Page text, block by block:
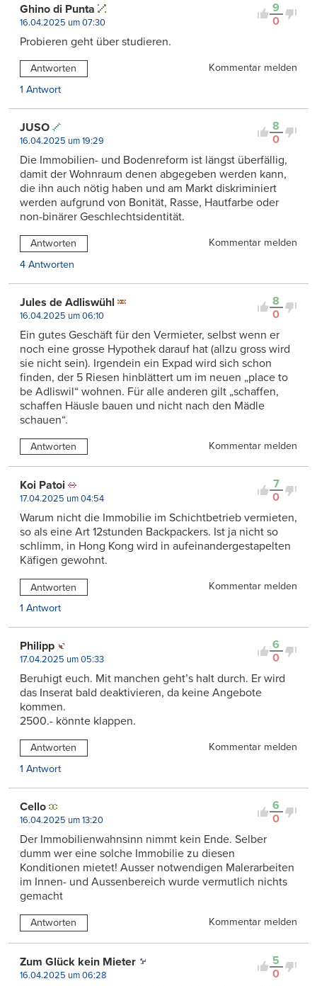
9
0
Ghino di Punta
16.04.2025 um 07:30
Probieren geht über studieren.
Antworten
Kommentar melden
1 Antwort
8
0
JUSO
16.04.2025 um 19:29
Die Immobilien- und Bodenreform ist längst überfällig,
damit der Wohnraum denen abgegeben werden kann,
die ihn auch nötig haben und am Markt diskriminiert
werden aufgrund von Bonität, Rasse, Hautfarbe oder
non-binärer Geschlechtsidentität.
Antworten
Kommentar melden
4 Antworten
8
0
Jules de Adliswühl
16.04.2025 um 06:10
Ein gutes Geschäft für den Vermieter, selbst wenn er
noch eine grosse Hypothek darauf hat (allzu gross wird
sie nicht sein). Irgendein ein Expad wird sich schon
finden, der 5 Riesen hinblättert um im neuen „place to
be Adliswil“ wohnen. Für alle anderen gilt „schaffen,
schaffen Häusle bauen und nicht nach den Mädle
schauen“.
Antworten Kommentar melden
7
0
Koi Patoi
17.04.2025 um 04:54
Warum nicht die Immobilie im Schichtbetrieb vermieten,
so als eine Art 12stunden Backpackers. Ist ja nicht so
schlimm, in Hong Kong wird in aufeinandergestapelten
Käfigen gewohnt.
Antworten
Kommentar melden
1 Antwort
6
0
Philipp
17.04.2025 um 05:33
Beruhigt euch. Mit manchen geht’s halt durch. Er wird
das Inserat bald deaktivieren, da keine Angebote
kommen.
2500.- könnte klappen.
Antworten
Kommentar melden
1 Antwort
6
0
Cello
16.04.2025 um 13:20
Der Immobilienwahnsinn nimmt kein Ende. Selber
dumm wer eine solche Immobilie zu diesen
Konditionen mietet! Ausser notwendigen Malerarbeiten
im Innen- und Aussenbereich wurde vermutlich nichts
gemacht
Antworten Kommentar melden
5
0
Zum Glück kein Mieter
16.04.2025 um 06:28